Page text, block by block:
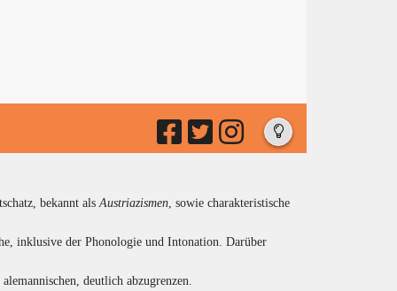
bekannt als Austriazismen , sowie charakteristische
inklusive der Phonologie und Intonation. Darüber
deutlich abzugrenzen.